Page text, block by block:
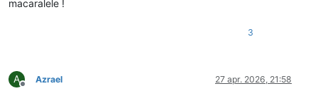
macaralele !
3
A
Deconectat
Azrael 27 apr. 2026, 21:58